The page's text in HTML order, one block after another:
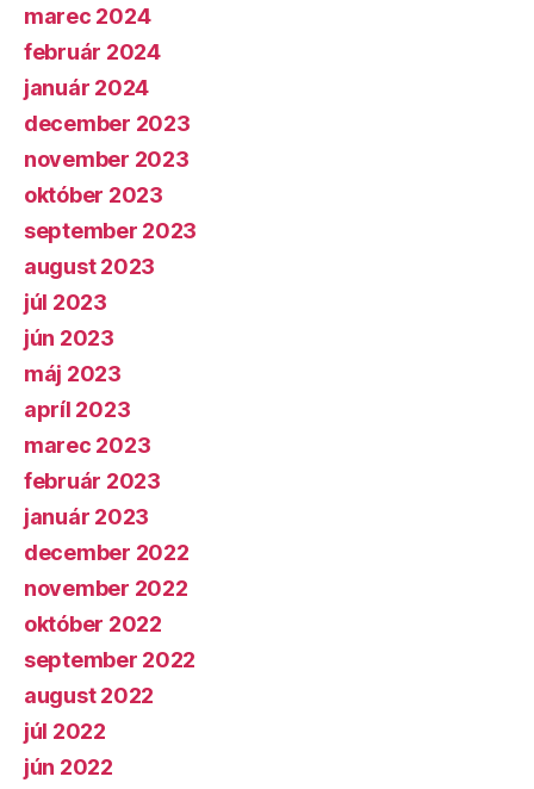
marec 2024
február 2024
január 2024
december 2023
november 2023
október 2023
september 2023
august 2023
júl 2023
jún 2023
máj 2023
apríl 2023
marec 2023
február 2023
január 2023
december 2022
november 2022
október 2022
september 2022
august 2022
júl 2022
jún 2022